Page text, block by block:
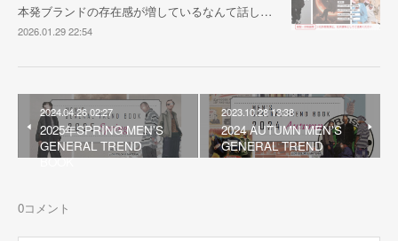
本発ブランドの存在感が増しているなんて話し…
2026.01.29 22:54
2024.04.26 02:27
2025年SPRING MEN'S
GENERAL TREND
BOOK
2023.10.28 13:38
2024 AUTUMN MEN'S
GENERAL TREND
0コメント